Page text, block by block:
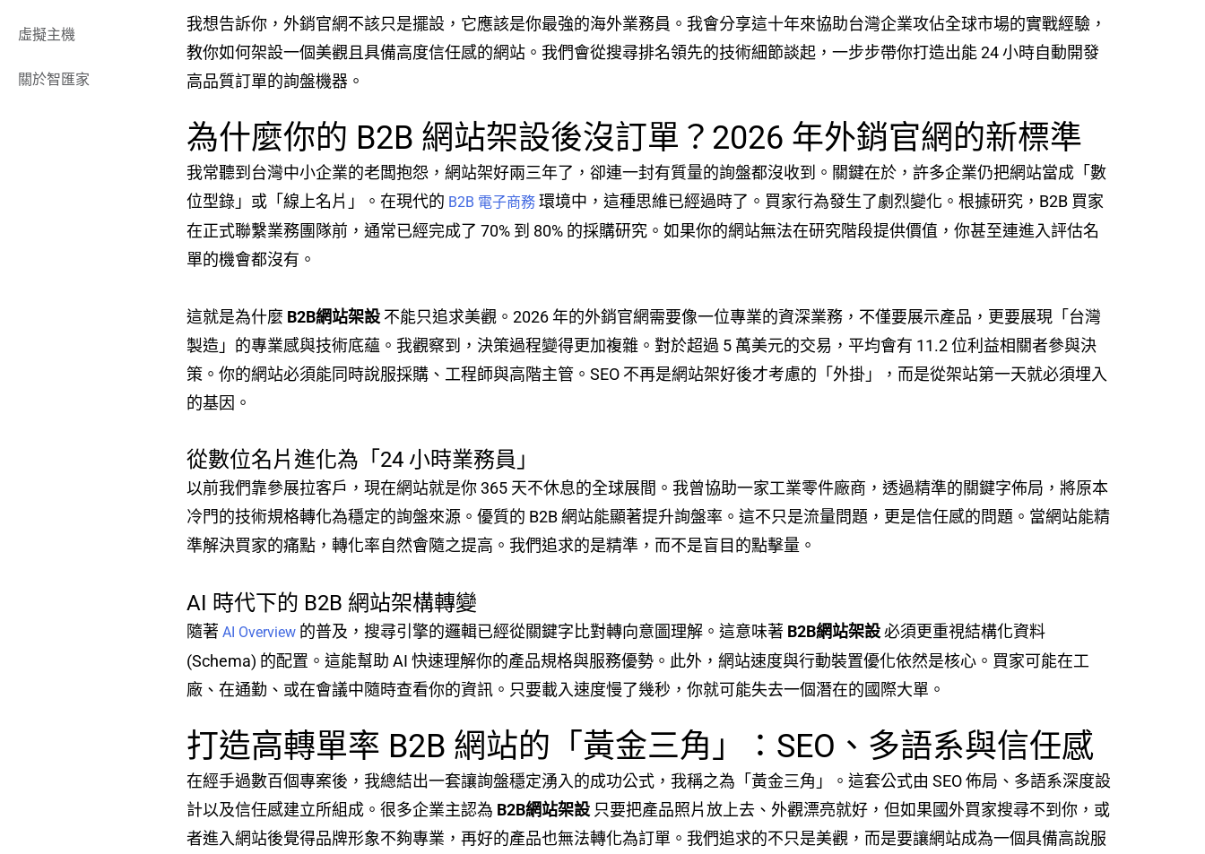
虛擬主機
關於智匯家
我想告訴你，外銷官網不該只是擺設，它應該是你最強的海外業務員。我會分享這十年來協助台灣企業攻佔全球市場的實戰經驗，
教你如何架設一個美觀且具備高度信任感的網站。我們會從搜尋排名領先的技術細節談起，一步步帶你打造出能 24 小時自動開發
高品質訂單的詢盤機器。
為什麼你的 B2B 網站架設後沒訂單？2026 年外銷官網的新標準
我常聽到台灣中小企業的老闆抱怨，網站架好兩三年了，卻連一封有質量的詢盤都沒收到。關鍵在於，許多企業仍把網站當成「數
位型錄」或「線上名片」。在現代的 B2B 電子商務 環境中，這種思維已經過時了。買家行為發生了劇烈變化。根據研究，B2B 買家
在正式聯繫業務團隊前，通常已經完成了 70% 到 80% 的採購研究。如果你的網站無法在研究階段提供價值，你甚至連進入評估名
單的機會都沒有。
這就是為什麼 B2B網站架設 不能只追求美觀。2026 年的外銷官網需要像一位專業的資深業務，不僅要展示產品，更要展現「台灣
製造」的專業感與技術底蘊。我觀察到，決策過程變得更加複雜。對於超過 5 萬美元的交易，平均會有 11.2 位利益相關者參與決
策。你的網站必須能同時說服採購、工程師與高階主管。SEO 不再是網站架好後才考慮的「外掛」，而是從架站第一天就必須埋入
的基因。
從數位名片進化為「24 小時業務員」
以前我們靠參展拉客戶，現在網站就是你 365 天不休息的全球展間。我曾協助一家工業零件廠商，透過精準的關鍵字佈局，將原本
冷門的技術規格轉化為穩定的詢盤來源。優質的 B2B 網站能顯著提升詢盤率。這不只是流量問題，更是信任感的問題。當網站能精
準解決買家的痛點，轉化率自然會隨之提高。我們追求的是精準，而不是盲目的點擊量。
AI 時代下的 B2B 網站架構轉變
隨著AI Overview 的普及，搜尋引擎的邏輯已經從關鍵字比對轉向意圖理解。這意味著 B2B網站架設必須更重視結構化資料
(Schema) 的配置。這能幫助 AI 快速理解你的產品規格與服務優勢。此外，網站速度與行動裝置優化依然是核心。買家可能在工
廠、在通勤、或在會議中隨時查看你的資訊。只要載入速度慢了幾秒，你就可能失去一個潛在的國際大單。
打造高轉單率 B2B 網站的「黃金三角」：SEO、多語系與信任感
在經手過數百個專案後，我總結出一套讓詢盤穩定湧入的成功公式，我稱之為「黃金三角」。這套公式由 SEO 佈局、多語系深度設
計以及信任感建立所組成。很多企業主認為 B2B網站架設只要把產品照片放上去、外觀漂亮就好，但如果國外買家搜尋不到你，或
者進入網站後覺得品牌形象不夠專業，再好的產品也無法轉化為訂單。我們追求的不只是美觀，而是要讓網站成為一個具備高說服